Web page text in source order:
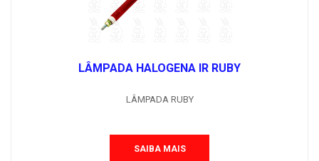
LÂMPADA HALOGENA IR RUBY
LÂMPADA RUBY
SAIBA MAIS